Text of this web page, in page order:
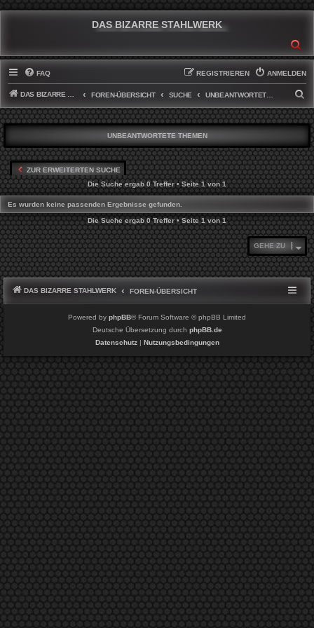
DAS BIZARRE STAHLWERK
FAQ ANMELDEN
REGISTRIEREN
DAS BIZARRE STAHLWERK FOREN-ÜBERSICHT SUCHE
U
C
H
E
UNBEANTWORTETE THEMEN
ZUR ERWEITERTEN SUCHE
Die Suche ergab 0 Treffer • Seite1von1
Es wurden keine passenden Ergebnisse gefunden.
Die Suche ergab 0 Treffer • Seite1von1
GEHE ZU
DAS BIZARRE STAHLWERK FOREN-ÜBERSICHT
Powered by phpBB® Forum Software © phpBB Limited
Deutsche Übersetzung durch phpBB.de
Datenschutz| Nutzungsbedingungen